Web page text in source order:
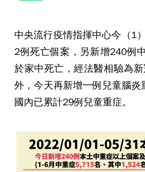
中央流行疫情指揮中心今（1
2例死亡個案，另新增240例
於家中死亡，經法醫相驗為
外，今天再新增一例兒童腦炎
國內已累計29例兒童重症。